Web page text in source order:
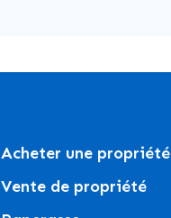
Acheter une propriété
Vente de propriété